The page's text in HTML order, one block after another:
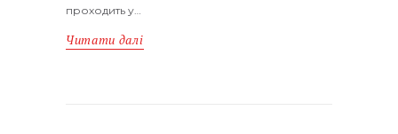
проходить у…
Читати далі